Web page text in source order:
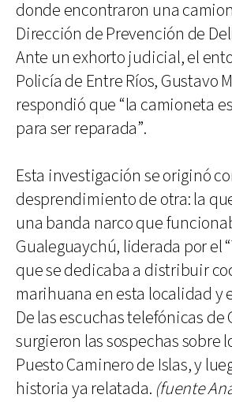
donde encontraron una
Dirección de Prevención de
Ante un exhorto judicial, el
Policía de Entre Ríos, Gustavo
respondió que “la camioneta
para ser reparada”.
Esta investigación se originó
desprendimiento de otra: la
una banda narco que
Gualeguaychú, liderada por el
que se dedicaba a distribuir
marihuana en esta localidad y
De las escuchas telefónicas de
surgieron las sospechas sobre
Puesto Caminero de Islas, y
historia ya relatada. (fuente